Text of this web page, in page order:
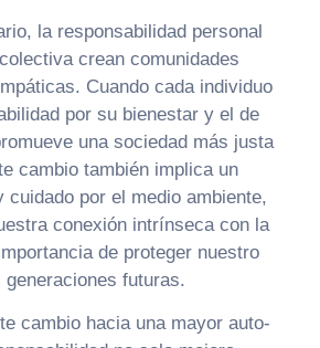
la responsabilidad personal
crean comunidades
Cuando cada individuo
por su bienestar y el de
una sociedad más justa
cambio también implica un
cuidado por el medio ambiente,
conexión intrínseca con la
de proteger nuestro
generaciones futuras.
cambio hacia una mayor auto-